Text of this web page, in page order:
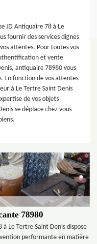
JD Antiquaire 78 à Le
fournir des services dignes
attentes. Pour toutes vos
et vente
antiquaire 78980 vous
En fonction de vos attentes
à Le Tertre Saint Denis
de vos objets
se déplace chez vous
78980
Le Tertre Saint Denis dispose
performante en matière